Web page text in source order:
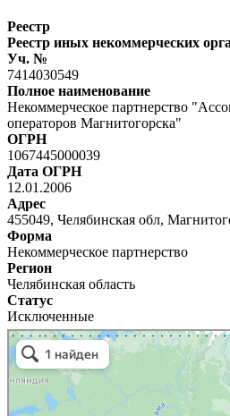
Реестр
Реестр иных некоммерческих
Уч. №
7414030549
Полное наименование
Некоммерческое партнерство
операторов Магнитогорска"
ОГРН
1067445000039
Дата ОГРН
12.01.2006
Адрес
455049, Челябинская обл,
Форма
Некоммерческое партнерство
Регион
Челябинская область
Статус
Исключенные